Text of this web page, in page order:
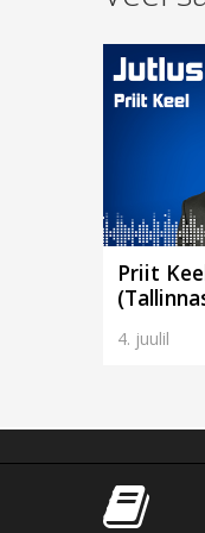
Priit
4. juulil